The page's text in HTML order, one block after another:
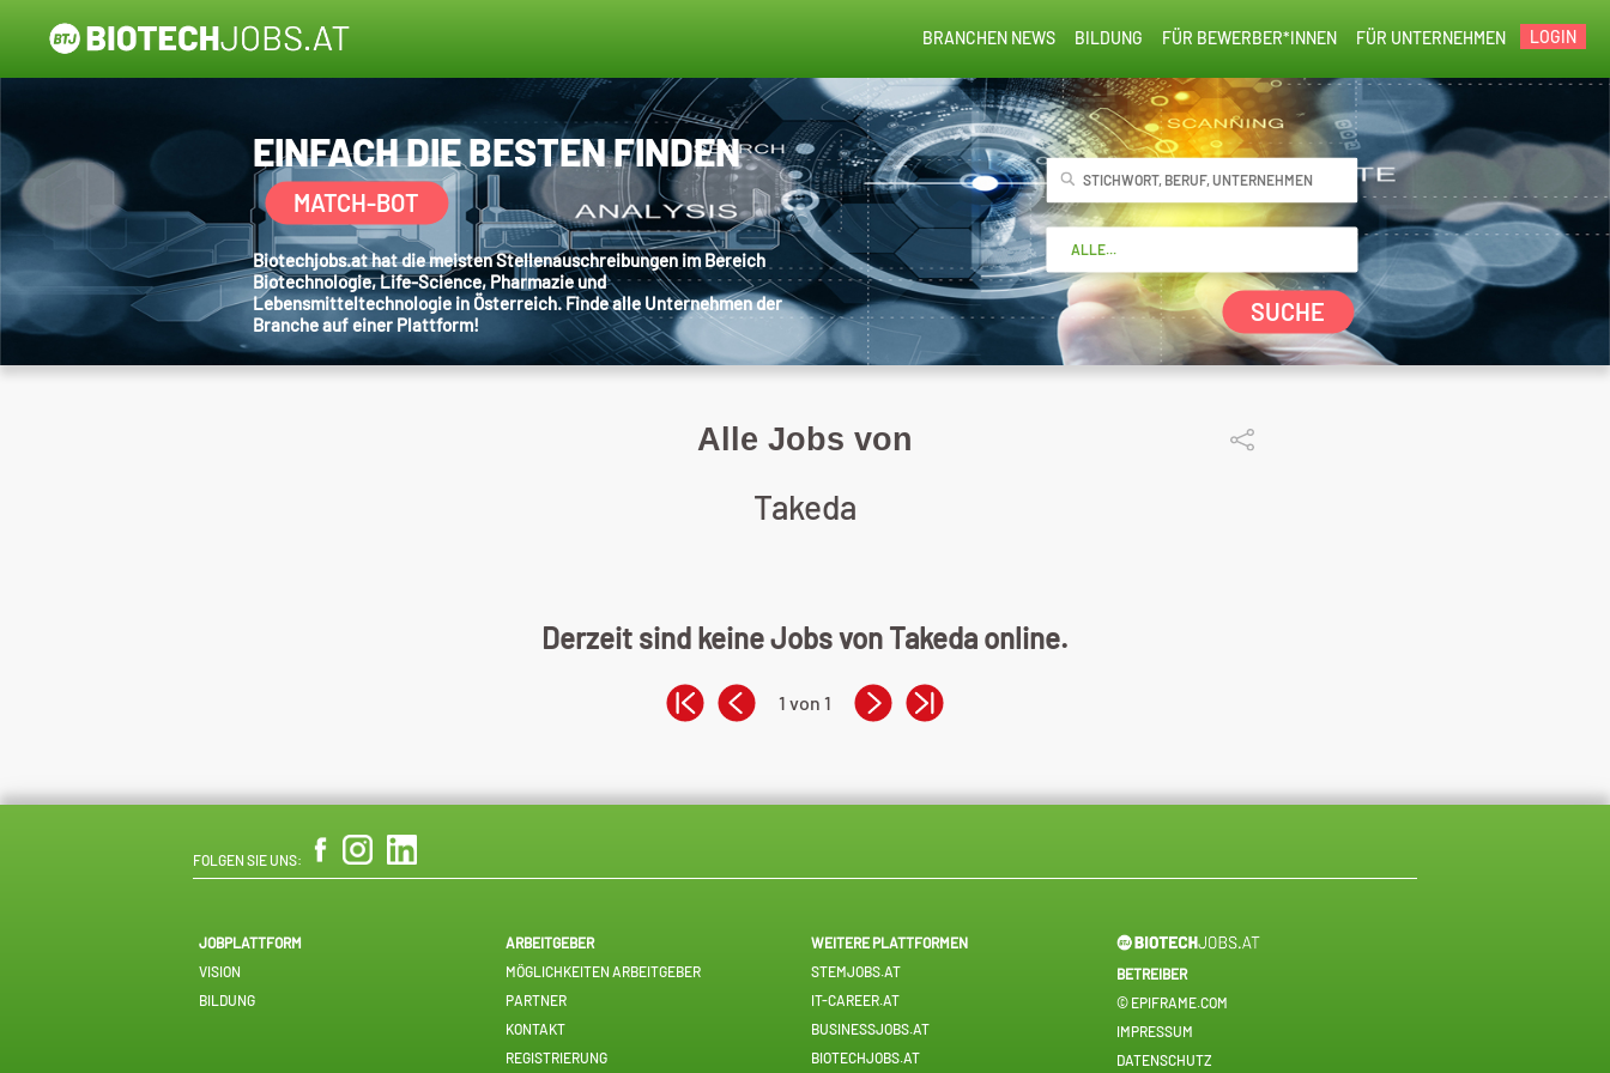
LOGIN
FÜR UNTERNEHMEN
FÜR BEWERBER*INNEN
BILDUNG
BRANCHEN NEWS
EINFACH DIE BESTEN FINDEN
MATCH-BOT
Biotechjobs.at hat die meisten Stellenauschreibungen im Bereich
Biotechnologie, Life-Science, Pharmazie und
Lebensmitteltechnologie in Österreich. Finde alle Unternehmen der
Branche auf einer Plattform!
SUCHE
Alle Jobs von
Takeda
Derzeit sind keine Jobs von Takeda online.
1 von 1
FOLGEN SIE UNS:
JOBPLATTFORM
VISION
BILDUNG
ARBEITGEBER
MÖGLICHKEITEN ARBEITGEBER
PARTNER
KONTAKT
REGISTRIERUNG
WEITERE PLATTFORMEN
STEMJOBS.AT
IT-CAREER.AT
BUSINESSJOBS.AT
BIOTECHJOBS.AT
BETREIBER
© EPIFRAME.COM
IMPRESSUM
DATENSCHUTZ